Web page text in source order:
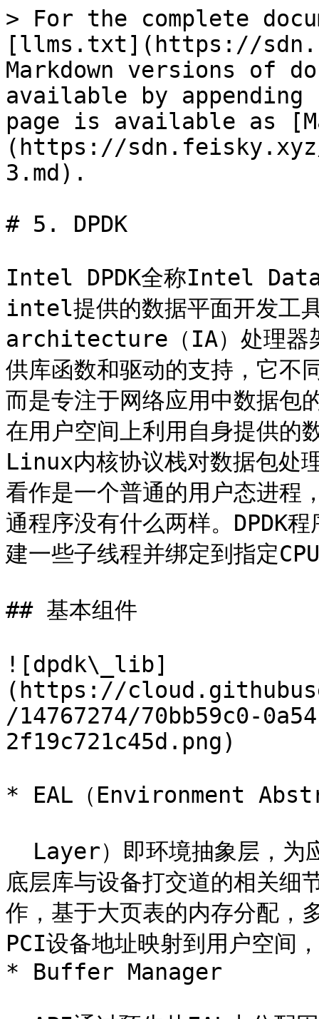
> For the complete
[llms.txt](https://
Markdown versions of
available by
page is available as
(https://
3.md).
# 5. DPDK
Intel DPDK全称Intel
intel提供的数据平面开发工
architecture（IA）处理器架
供库函数和驱动的支持，它
而是专注于网络应用中数据包
在用户空间上利用自身提供的
Linux内核协议栈对数据包处
看作是一个普通的用户态进程
通程序没有什么两样。DPDK
建一些子线程并绑定到指定
## 基本组件
![dpdk\_lib]
(https://
/14767274/70bb59c0-
2f19c721c45d.png)
* EAL（Environment
底层库与设备打交道的相关细
作，基于大页表的内存分配，
PCI设备地址映射到用户空间
* Buffer Manager